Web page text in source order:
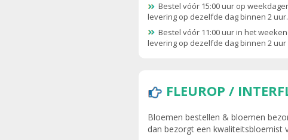
Bestel vóór 15:00 uur op
levering op dezelfde dag binnen 2 uur.
Bestel vóór 11:00 uur in het
levering op dezelfde dag binnen 2 uur
FLEUROP /
Bloemen bestellen & bloemen
dan bezorgt een kwaliteitsbloemist